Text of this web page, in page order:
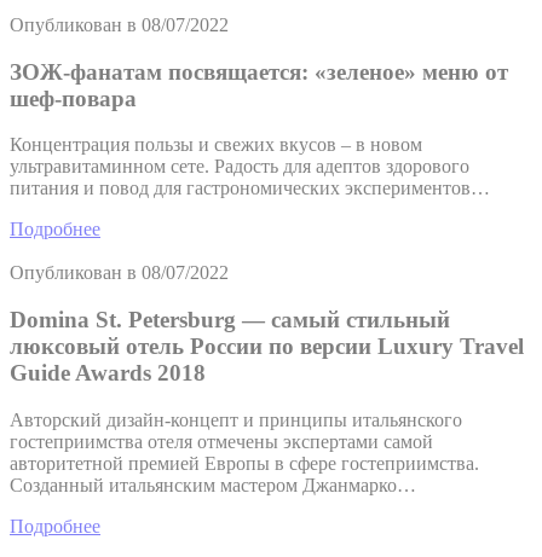
Опубликован в 08/07/2022
ЗОЖ-фанатам посвящается: «зеленое» меню от
шеф-повара
Концентрация пользы и свежих вкусов – в новом
ультравитаминном сете. Радость для адептов здорового
питания и повод для гастрономических экспериментов…
Подробнее
Опубликован в 08/07/2022
Domina St. Petersburg — самый стильный
люксовый отель России по версии Luxury Travel
Guide Awards 2018
Авторский дизайн-концепт и принципы итальянского
гостеприимства отеля отмечены экспертами самой
авторитетной премией Европы в сфере гостеприимства.
Созданный итальянским мастером Джанмарко…
Подробнее